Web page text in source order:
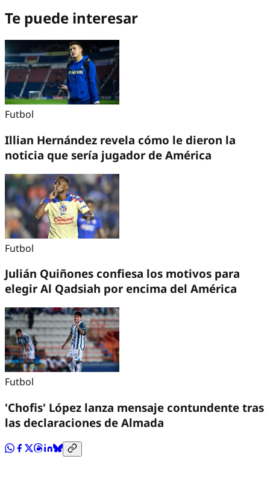
Te puede interesar
Futbol
Illian Hernández revela cómo le dieron la
noticia que sería jugador de América
Futbol
Julián Quiñones confiesa los motivos para
elegir Al Qadsiah por encima del América
Futbol
'Chofis' López lanza mensaje contundente tras
las declaraciones de Almada